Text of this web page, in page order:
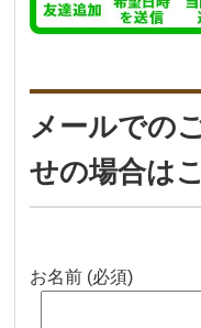
メールでの
せの場合は
お名前 (必須)